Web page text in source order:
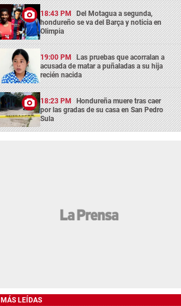
18:43 PM Del Motagua a segunda,
hondureño se va del Barça y noticia en
Olimpia
19:00 PM Las pruebas que acorralan a
acusada de matar a puñaladas a su hija
recién nacida
18:23 PM Hondureña muere tras caer
por las gradas de su casa en San Pedro
Sula
MÁS LEÍDAS